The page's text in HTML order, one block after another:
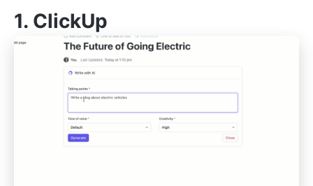
1. ClickUp